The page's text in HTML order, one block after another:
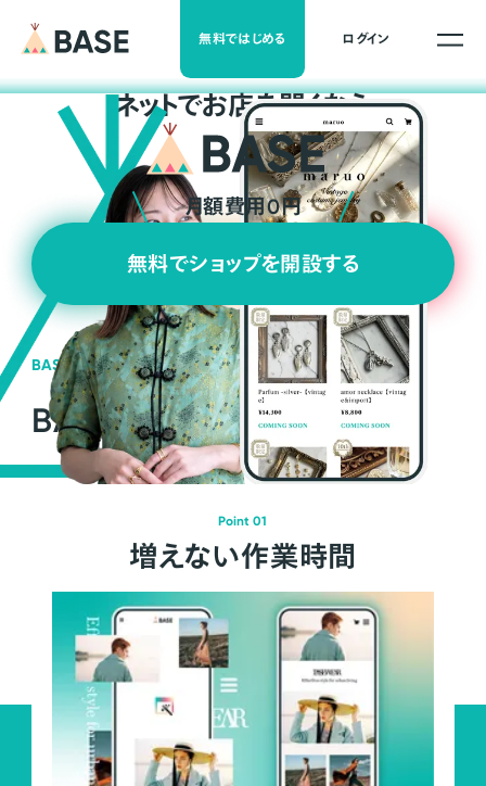
無料ではじめる ログイン
ネットでお店を開くなら
月額費用0円
無料でショップを開設する
BASEの強み
BASEが強い3つの理由
Point 01
増えない作業時間